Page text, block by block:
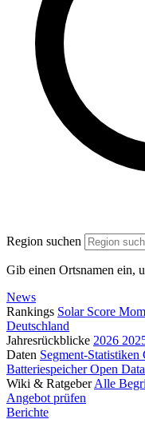
Region suchen
Gib einen Ortsnamen ein,
News
Rankings Solar Score
Deutschland
Jahresrückblicke 2026
Daten Segment-Statistiken
BatteriespeicherOpen Data
Wiki & Ratgeber Alle
Angebot prüfen
Berichte